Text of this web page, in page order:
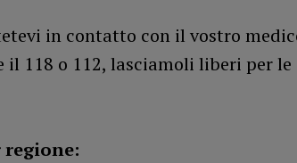
in contatto con il vostro
118 o 112, lasciamoli liberi per le